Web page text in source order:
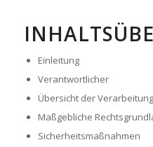
Einleitung
Verantwortlicher
Übersicht der
Maßgebliche
Sicherheitsmaßnahmen